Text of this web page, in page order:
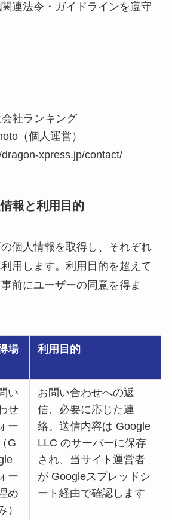
連法令・ガイドラインを遵守
社ランキング
（個人運営）
xpress.jp/contact/
報と利用目的
個人情報を取得し、それぞれ
用します。利用目的を超えて
前にユーザーの同意を得ま
場
利用目的
い
せ
ー
G
ー
め
）
お問い合わせへの返
信、必要に応じた連
絡。送信内容は Google
LLC のサーバーに保存
され、当サイト運営者
が Googleスプレッドシ
ート経由で確認します